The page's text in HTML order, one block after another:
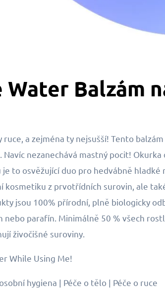
Balzám
ruce, a zejména ty nejsušší! Tento
Navíc nezanechává mastný pocit!
to osvěžující duo pro hedvábně
kosmetiku z prvotřídních surovin, ale
jsou 100% přírodní, plně biologicky
nebo parafín. Minimálně 50 % všech
živočišné suroviny.
While Using Me!
hygiena | Péče o tělo | Péče o ruce